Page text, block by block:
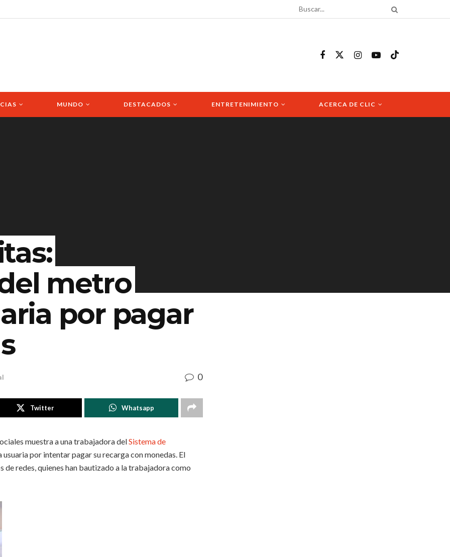
MUNDO DESTACADOS ENTRETENIMIENTO ACERCA DE CLIC
metro
por pagar
0
Twitter Whatsapp
muestra a una trabajadora delSistema de
por intentar pagar su recarga con monedas. El
redes, quienes han bautizado a la trabajadora como